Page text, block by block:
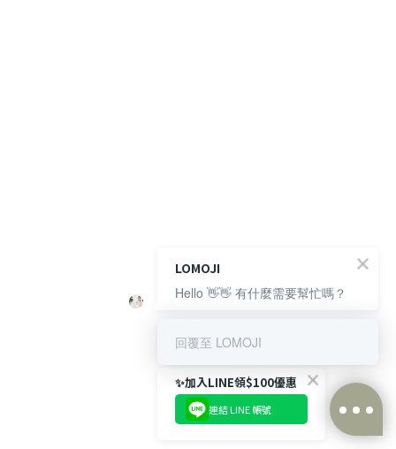
BUY NOW
✨加入LINE領$100優惠
連結 LINE 帳號
LOMOJI
Hello 👋👋 有什麼需要幫忙嗎？
回覆至 LOMOJI